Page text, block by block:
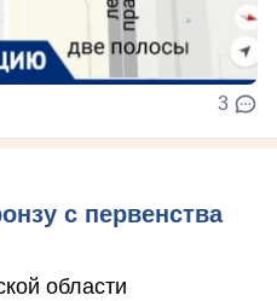
3
с первенства
области